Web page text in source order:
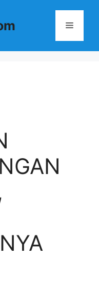
Menu